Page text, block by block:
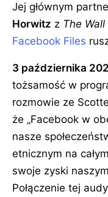
Jej głównym
Horwitz z The
Facebook Files
3 października
tożsamość w
rozmowie ze
że
Facebook w
nasze
etnicznym na
swoje zyski
Połączenie tej